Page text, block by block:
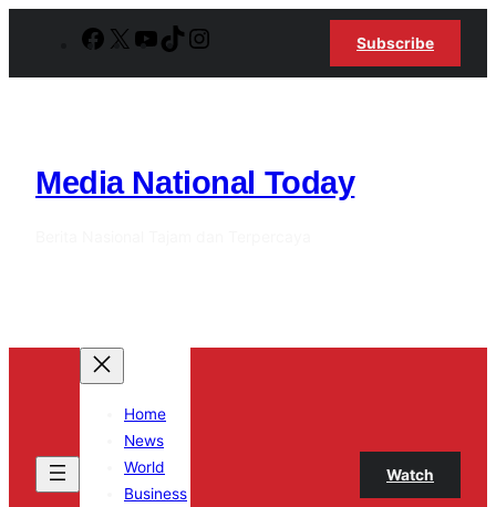
konten
Facebook
X YouTube
TikTok Subscribe
Media National Today
Home
News
World
Business
Watch